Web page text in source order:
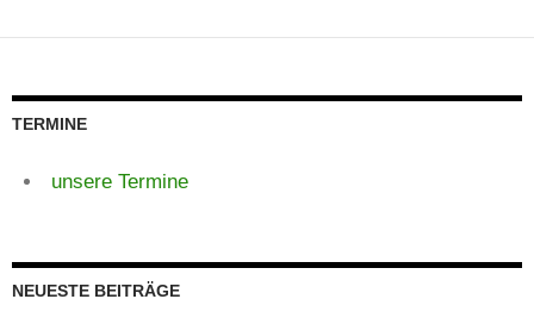
TERMINE
unsere Termine
NEUESTE BEITRÄGE